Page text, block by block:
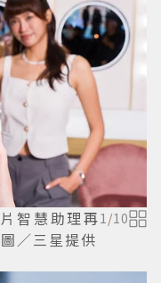
智慧助理再
／三星提供
1/10